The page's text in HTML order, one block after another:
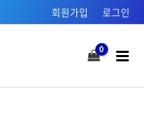
회원가입 로그인